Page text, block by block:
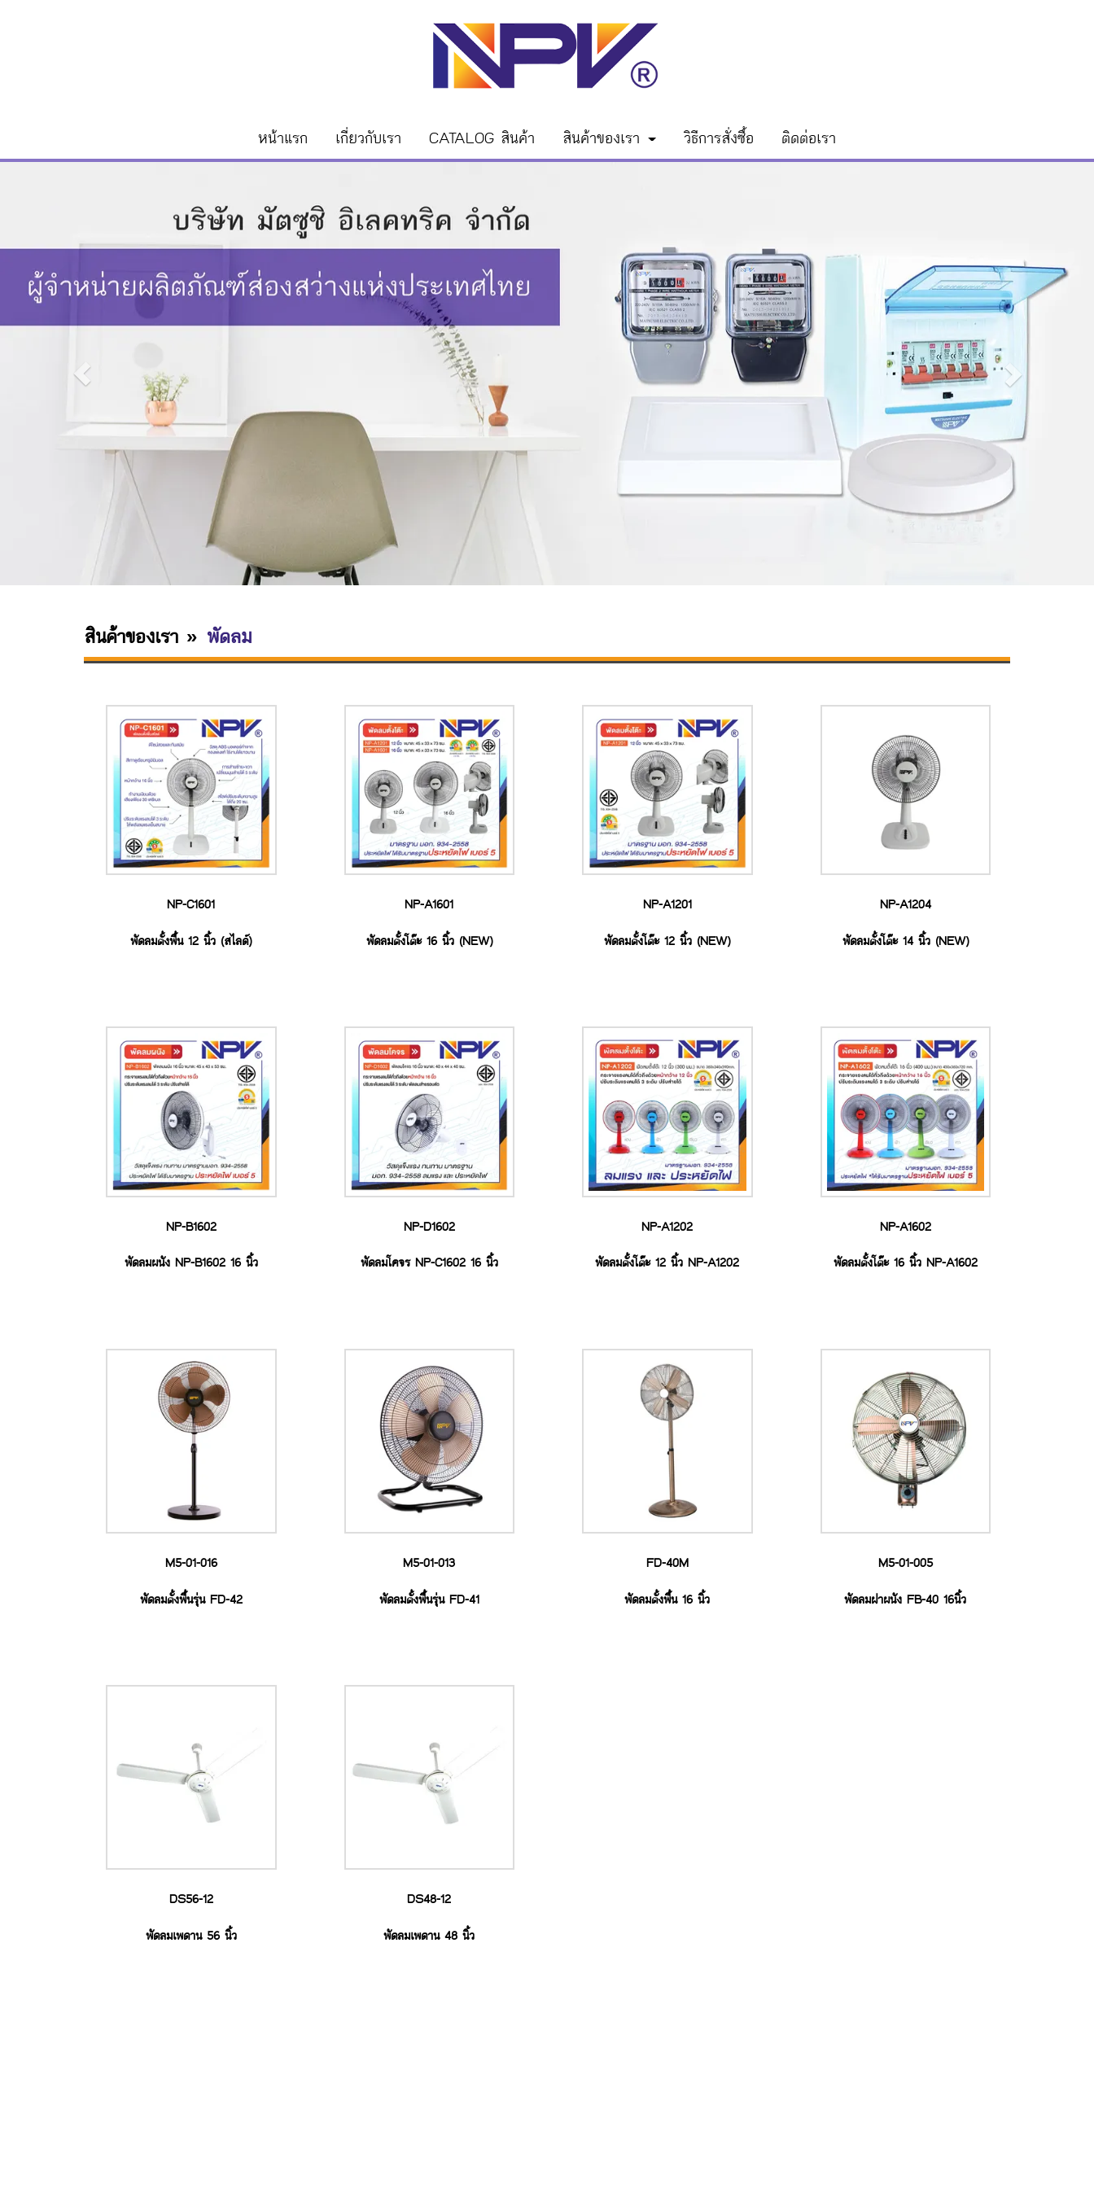
หน้าแรก เกี่ยวกับเรา CATALOG สินค้า สินค้าของเรา วิธีการสั่งซื้อ ติดต่อเรา
สินค้าของเรา » พัดลม
NP-C1601
พัดลมตั้งพื้น 12 นิ้ว (สไลด์)
NP-A1601
พัดลมตั้งโต๊ะ 16 นิ้ว (NEW)
NP-A1201
พัดลมตั้งโต๊ะ 12 นิ้ว (NEW)
NP-A1204
พัดลมตั้งโต๊ะ 14 นิ้ว (NEW)
NP-B1602
พัดลมผนัง NP-B1602 16 นิ้ว
NP-D1602
พัดลมโคจร NP-C1602 16 นิ้ว
NP-A1202
พัดลมตั้งโต๊ะ 12 นิ้ว NP-A1202
NP-A1602
พัดลมตั้งโต๊ะ 16 นิ้ว NP-A1602
M5-01-016
พัดลมตั้งพื้นรุ่น FD-42
M5-01-013
พัดลมตั้งพื้นรุ่น FD-41
FD-40M
พัดลมตั้งพื้น 16 นิ้ว
M5-01-005
พัดลมฝาผนัง FB-40 16นิ้ว
DS56-12
พัดลมเพดาน 56 นิ้ว
DS48-12
พัดลมเพดาน 48 นิ้ว